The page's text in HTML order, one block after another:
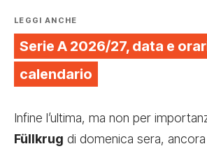
LEGGI ANCHE
Serie A 2026/27, data e
calendario
Infine l’ultima, ma non per
Füllkrug di domenica sera,